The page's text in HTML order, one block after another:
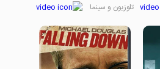
تلوزیون و سینما